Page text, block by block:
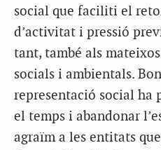
social que faciliti el
d’activitat i pressió
tant, també als
socials i ambientals.
representació social ha
el temps i abandonar
agraïm a les entitats